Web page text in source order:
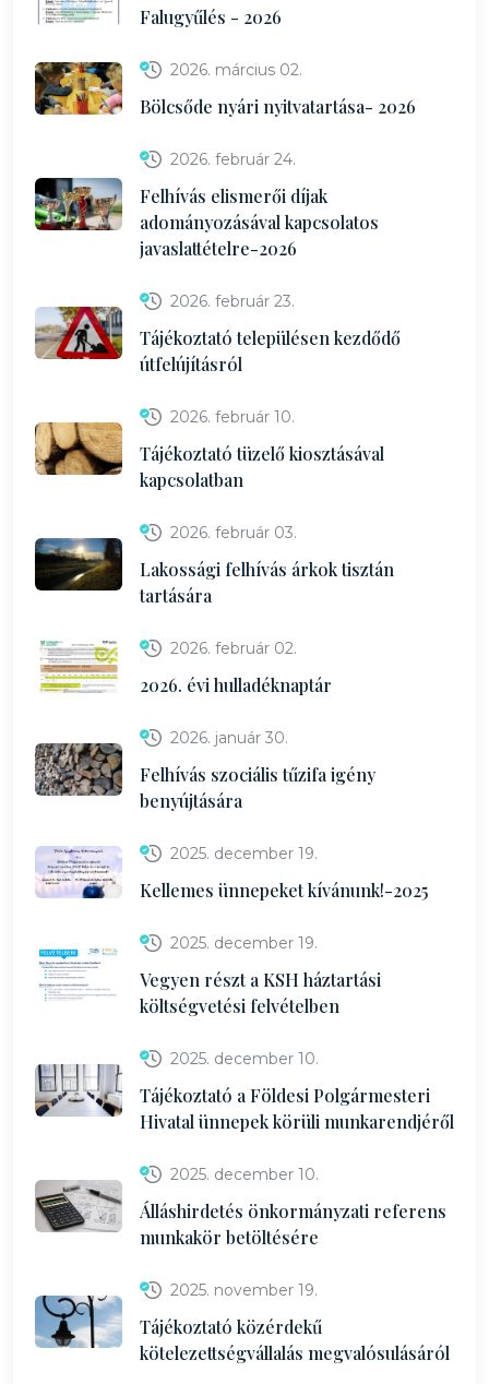
Falugyűlés - 2026
2026. március 02.
Bölcsőde nyári nyitvatartása- 2026
2026. február 24.
Felhívás elismerői díjak
adományozásával kapcsolatos
javaslattételre-2026
2026. február 23.
Tájékoztató településen kezdődő
útfelújításról
2026. február 10.
Tájékoztató tüzelő kiosztásával
kapcsolatban
2026. február 03.
Lakossági felhívás árkok tisztán
tartására
2026. február 02.
2026. évi hulladéknaptár
2026. január 30.
Felhívás szociális tűzifa igény
benyújtására
2025. december 19.
Kellemes ünnepeket kívánunk!-2025
2025. december 19.
Vegyen részt a KSH háztartási
költségvetési felvételben
2025. december 10.
Tájékoztató a Földesi Polgármesteri
Hivatal ünnepek körüli munkarendjéről
2025. december 10.
Álláshirdetés önkormányzati referens
munkakör betöltésére
2025. november 19.
Tájékoztató közérdekű
kötelezettségvállalás megvalósulásáról